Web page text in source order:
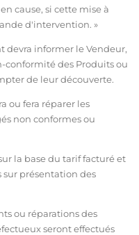
cause, si cette mise à
d'intervention. »
devra informer le Vendeur,
conformité des Produits ou
de leur découverte.
ou fera réparer les
non conformes ou
la base du tarif facturé et
sur présentation des
ou réparations des
seront effectués